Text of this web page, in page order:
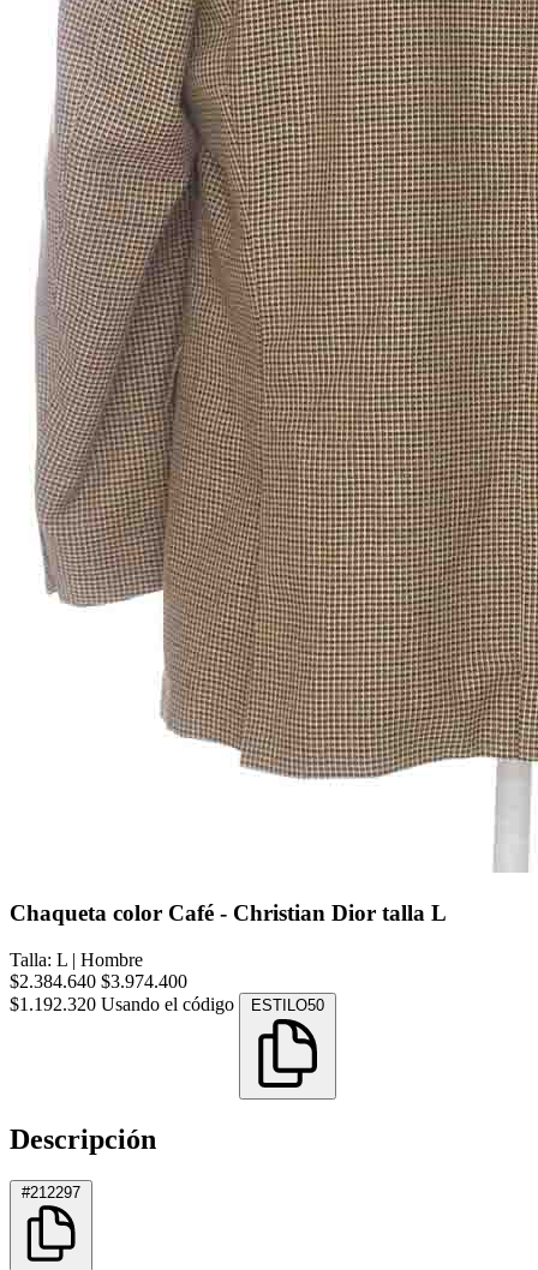
Chaqueta color Café - Christian Dior talla L
Talla: L | Hombre
$2.384.640 $3.974.400
$1.192.320 Usando el código ESTILO50
Descripción
#212297